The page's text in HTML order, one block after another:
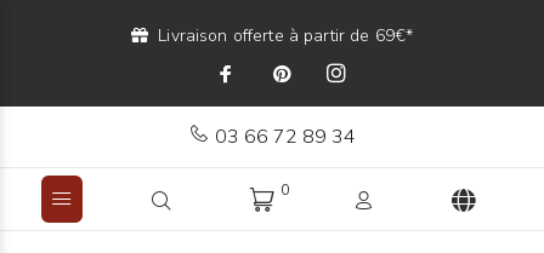
Livraison offerte à partir de 69€*
03 66 72 89 34
0